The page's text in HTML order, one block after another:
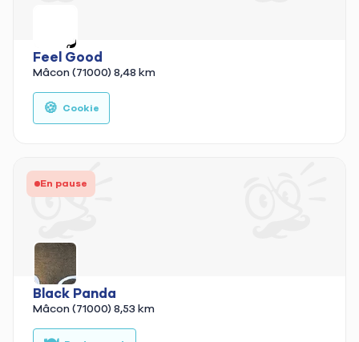
Feel Good
Mâcon (71000) 8,48 km
🍪 Cookie
En pause
Black Panda
Mâcon (71000) 8,53 km